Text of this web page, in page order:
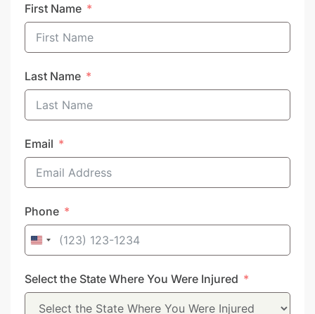
First Name
Last Name
Email
Phone
United
+1
Select the State Where You Were Injured